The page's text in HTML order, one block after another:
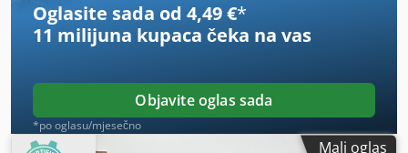
Oglasite sada od 4,49 €*
11 milijuna kupaca čeka na vas
Objavite oglas sada
*po oglasu/mjesečno
Mali oglas